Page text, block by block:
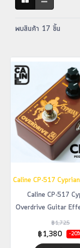
พบสินค้า 17 ชิ้น
Caline CP-517
Caline CP-517
Overdrive Guitar
฿1,725
฿1,380 -